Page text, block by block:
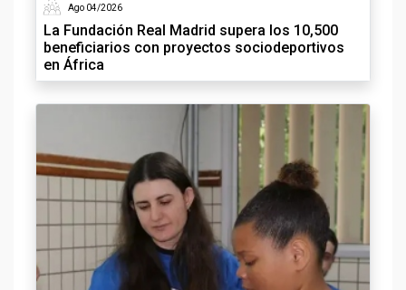
Ago 04/2026
La Fundación Real Madrid supera los 10,500
beneficiarios con proyectos sociodeportivos
en África